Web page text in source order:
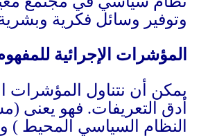
والذي يعد أحد
القرار في اطار